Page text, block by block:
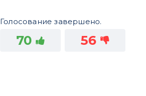
Голосование завершено.
70 56